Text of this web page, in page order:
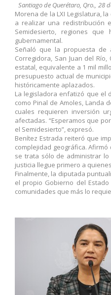
Santiago de Querétaro, Qro., 28
Morena de la LXI Legislatura,
a realizar una redistribución
Semidesierto, regiones
gubernamental.
Señaló que la propuesta de
Corregidora, San Juan del
estatal, equivalente a 1 mil
presupuesto actual de
históricamente aplazados.
La legisladora enfatizó que el
como Pinal de Amoles, Landa
cuales requieren inversión
afectadas. “Esperamos que
el Semidesierto”, expresó.
Benítez Estrada reiteró que
complejidad geográfica.
se trata sólo de administrar
justicia llegue primero a
Finalmente, la diputada
el propio Gobierno del
comunidades que más lo